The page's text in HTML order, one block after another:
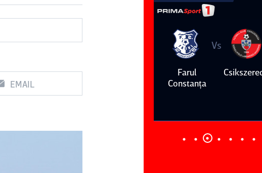
EMAIL
Farul
Vs
Dinamo
Vs
FC